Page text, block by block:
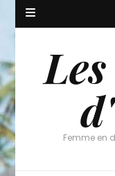
Femme en